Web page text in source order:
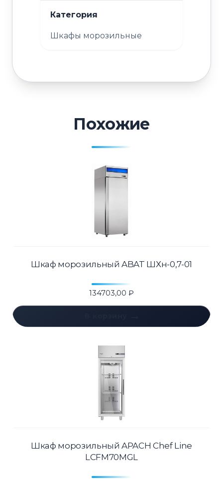
Категория
Шкафы морозильные
Похожие
Шкаф морозильный ABAT ШХн-0,7-01
134703,00 ₽
Шкаф морозильный APACH Chef Line
LCFM70MGL